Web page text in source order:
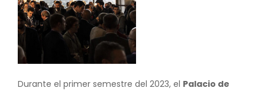
Durante el primer semestre del 2023, el Palacio de